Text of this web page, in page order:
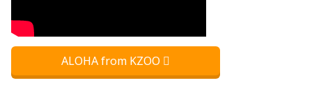
ALOHA from KZOO